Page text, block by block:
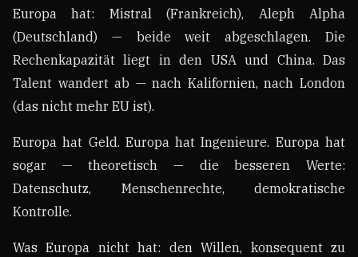
Europa hat: Mistral (Frankreich), Aleph Alpha
(Deutschland) — beide weit abgeschlagen. Die
Rechenkapazität liegt in den USA und China. Das
Talent wandert ab — nach Kalifornien, nach London
(das nicht mehr EU ist).
Europa hat Geld. Europa hat Ingenieure. Europa hat
sogar — theoretisch — die besseren Werte:
Datenschutz, Menschenrechte, demokratische
Kontrolle.
Was Europa nicht hat: den Willen, konsequent zu